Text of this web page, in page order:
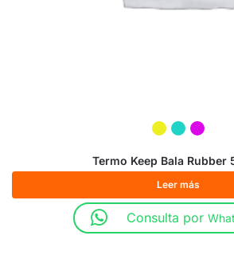
Termo Keep Bala Rubber
Leer más
Consulta por